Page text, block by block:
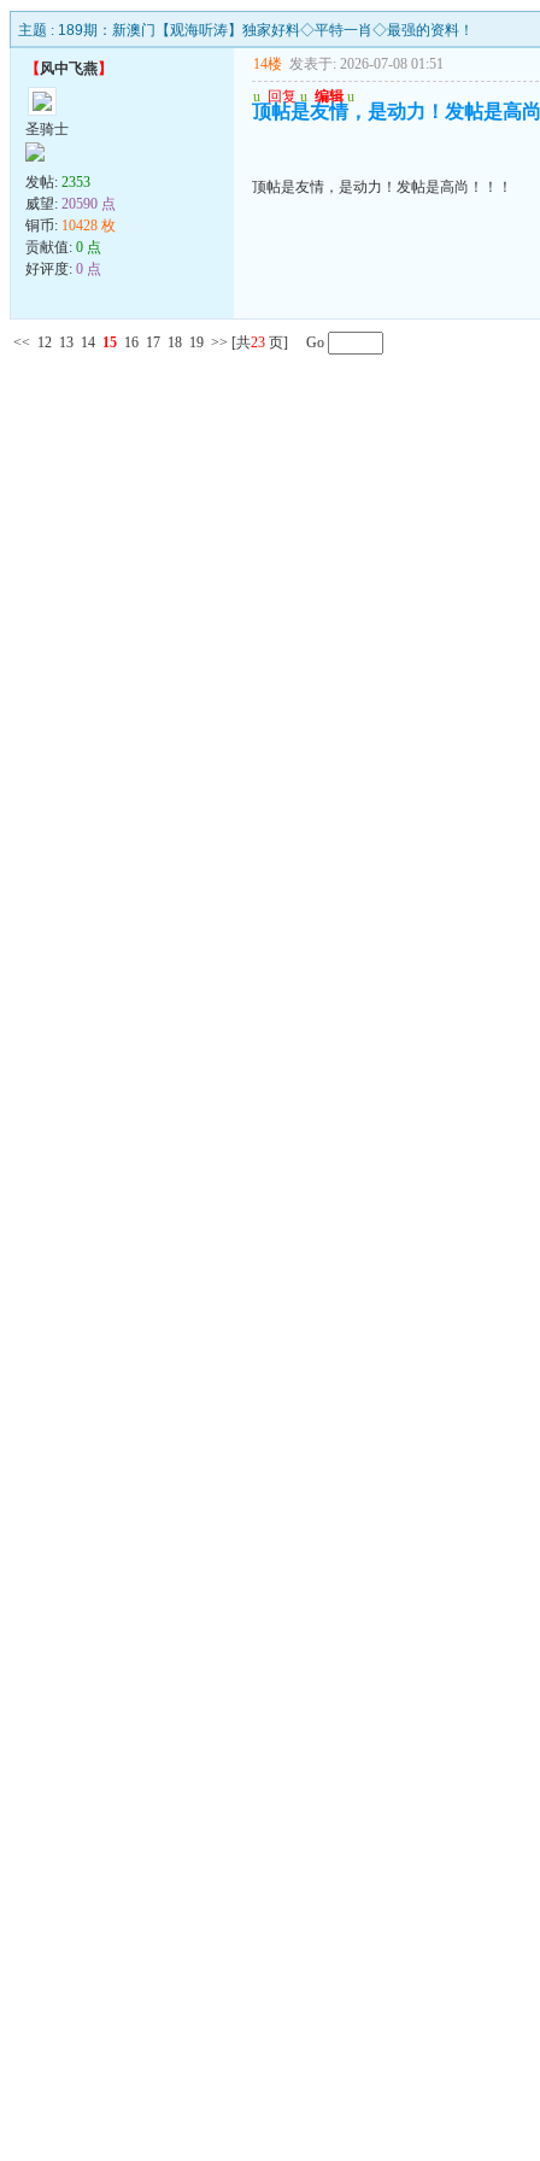
主题 : 189期：新澳门【观海听涛】独家好料◇平特一肖◇最强的资料！
【风中飞燕】
圣骑士
发帖: 2353
威望: 20590 点
铜币: 10428 枚
贡献值: 0 点
好评度: 0 点
14楼 发表于: 2026-07-08 01:51
u 回复 u 编辑 u
顶帖是友情，是动力！发帖是高
顶帖是友情，是动力！发帖是高尚！！！
<< 12 13 14 15 16 17 18 19 >> [共23 页] Go